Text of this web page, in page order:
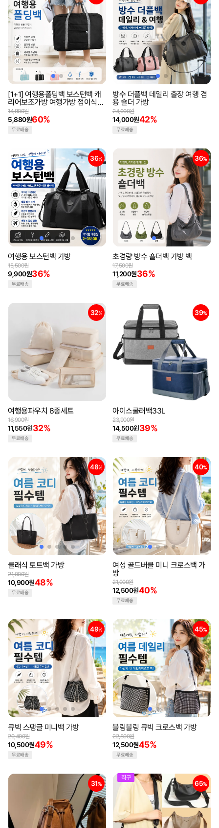
[1+1] 여행용폴딩백 보스턴백 캐
리어보조가방 여행가방 접이식폴
딩백 파우치
5,880원60%
14,800원
무료배송
방수 더플백 데일리 출장 여행 겸
용 숄더 가방
14,000원42%
24,000원
무료배송
36%
여행용 보스턴백 가방
9,900원36%
15,500원
무료배송
36%
초경량 방수 숄더백 가방 백
11,200원36%
17,500원
무료배송
32%
여행용파우치 8종세트
11,550원32%
16,900원
무료배송
39%
아이스쿨러백33L
14,500원39%
23,900원
무료배송
48%
클래식 토트백 가방
10,900원48%
21,000원
무료배송
40%
여성 골드버클 미니 크로스백 가
방
12,500원40%
21,000원
무료배송
49%
큐빅 스팽글 미니백 가방
10,500원49%
20,400원
무료배송
45%
블링블링 큐빅 크로스백 가방
12,500원45%
22,800원
무료배송
31%
직구
65%